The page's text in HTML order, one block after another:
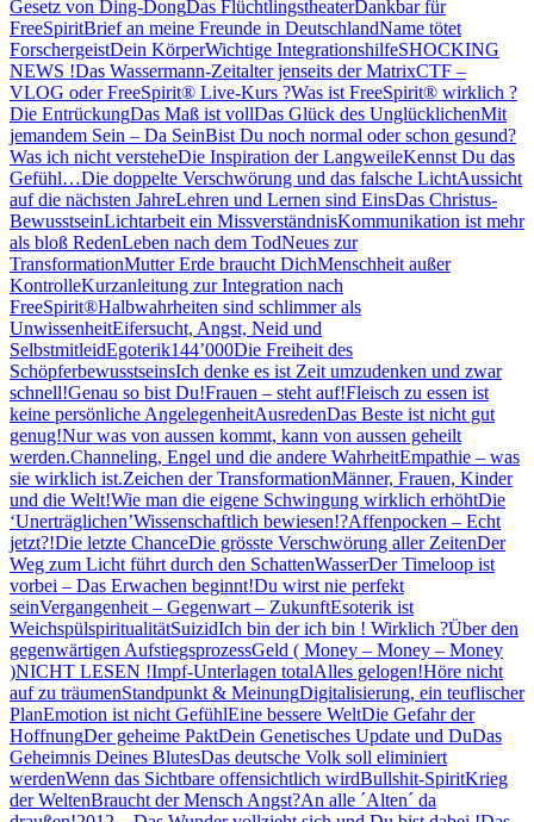
Gesetz von Ding-DongDas FlüchtlingstheaterDankbar für
FreeSpiritBrief an meine Freunde in DeutschlandName tötet
ForschergeistDein KörperWichtige IntegrationshilfeSHOCKING
NEWS !Das Wassermann-Zeitalter jenseits der MatrixCTF –
VLOG oder FreeSpirit® Live-Kurs ?Was ist FreeSpirit® wirklich ?
Die EntrückungDas Maß ist vollDas Glück des UnglücklichenMit
jemandem Sein – Da SeinBist Du noch normal oder schon gesund?
Was ich nicht versteheDie Inspiration der LangweileKennst Du das
Gefühl…Die doppelte Verschwörung und das falsche LichtAussicht
auf die nächsten JahreLehren und Lernen sind EinsDas Christus-
BewusstseinLichtarbeit ein MissverständnisKommunikation ist mehr
als bloß RedenLeben nach dem TodNeues zur
TransformationMutter Erde braucht DichMenschheit außer
KontrolleKurzanleitung zur Integration nach
FreeSpirit®Halbwahrheiten sind schlimmer als
UnwissenheitEifersucht, Angst, Neid und
SelbstmitleidEgoterik144’000Die Freiheit des
SchöpferbewusstseinsIch denke es ist Zeit umzudenken und zwar
schnell!Genau so bist Du!Frauen – steht auf!Fleisch zu essen ist
keine persönliche AngelegenheitAusredenDas Beste ist nicht gut
genug!Nur was von aussen kommt, kann von aussen geheilt
werden.Channeling, Engel und die andere WahrheitEmpathie – was
sie wirklich ist.Zeichen der TransformationMänner, Frauen, Kinder
und die Welt!Wie man die eigene Schwingung wirklich erhöhtDie
‘Unerträglichen’Wissenschaftlich bewiesen!?Affenpocken – Echt
jetzt?!Die letzte ChanceDie grösste Verschwörung aller ZeitenDer
Weg zum Licht führt durch den SchattenWasserDer Timeloop ist
vorbei – Das Erwachen beginnt!Du wirst nie perfekt
seinVergangenheit – Gegenwart – ZukunftEsoterik ist
WeichspülspiritualitätSuizidIch bin der ich bin ! Wirklich ?Über den
gegenwärtigen AufstiegsprozessGeld ( Money – Money – Money
)NICHT LESEN !Impf-Unterlagen totalAlles gelogen!Höre nicht
auf zu träumenStandpunkt & MeinungDigitalisierung, ein teuflischer
PlanEmotion ist nicht GefühlEine bessere WeltDie Gefahr der
HoffnungDer geheime PaktDein Genetisches Update und DuDas
Geheimnis Deines BlutesDas deutsche Volk soll eliminiert
werdenWenn das Sichtbare offensichtlich wirdBullshit-SpiritKrieg
der WeltenBraucht der Mensch Angst?An alle ´Alten´ da